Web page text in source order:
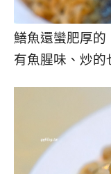
鱔魚還蠻肥厚的
有魚腥味、炒的